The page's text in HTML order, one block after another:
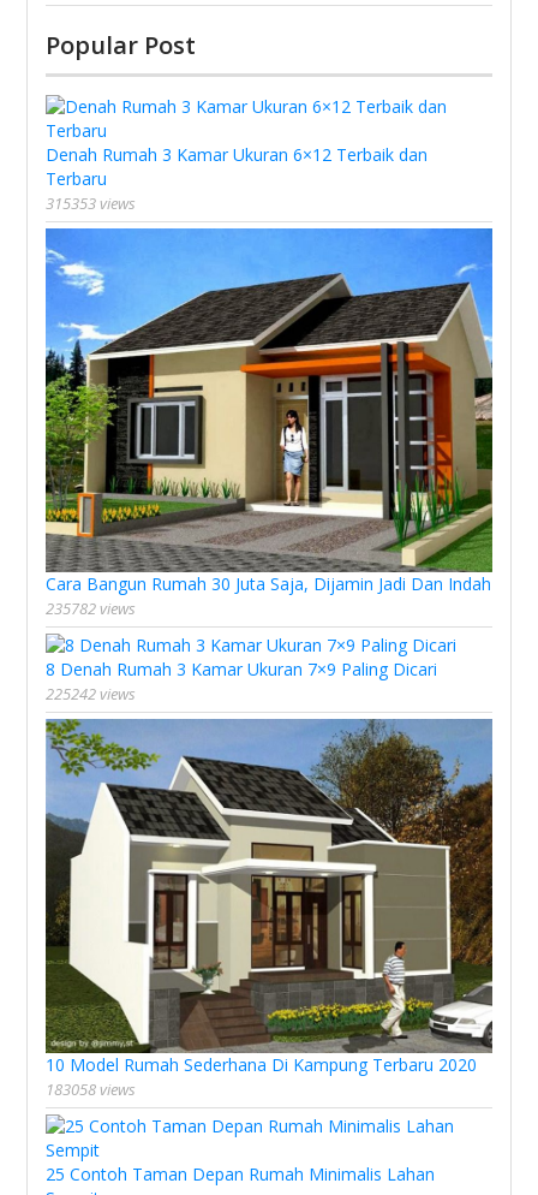
Popular Post
Denah Rumah 3 Kamar Ukuran 6×12 Terbaik dan
Terbaru
315353 views
Cara Bangun Rumah 30 Juta Saja, Dijamin Jadi Dan Indah
235782 views
8 Denah Rumah 3 Kamar Ukuran 7×9 Paling Dicari
225242 views
10 Model Rumah Sederhana Di Kampung Terbaru 2020
183058 views
25 Contoh Taman Depan Rumah Minimalis Lahan